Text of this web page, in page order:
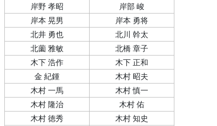
岸野 孝昭
岸部 峻
岸本 晃男
岸本 勇将
北井 勇也
北川 幹太
北薗 雅敏
北橋 章子
木下 浩作
木下 正和
金 紀鍾
木村 昭夫
木村 一馬
木村 慎一
木村 隆治
木村 佑
木村 徳秀
木村 知史